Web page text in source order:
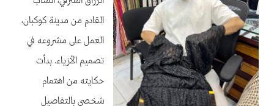
القادم من مدينة كوكبان،
العمل على مشروعه في
تصميم الأزياء. بدأت
حكايته من اهتمام
شخصي بالتفاصيل